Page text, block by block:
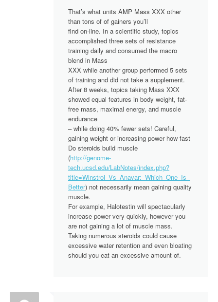
That’s what units AMP Mass XXX other
than tons of of gainers you’ll
find on-line. In a scientific study, topics
accomplished three sets of resistance
training daily and consumed the macro
blend in Mass
XXX while another group performed 5 sets
of training and did not take a supplement.
After 8 weeks, topics taking Mass XXX
showed equal features in body weight, fat-
free mass, maximal energy, and muscle
endurance
– while doing 40% fewer sets! Careful,
gaining weight or increasing power how fast
Do steroids build muscle
(http://genome-
tech.ucsd.edu/LabNotes/index.php?
title=Winstrol_Vs_Anavar:_Which_One_Is_
Better) not necessarily mean gaining quality
muscle.
For example, Halotestin will spectacularly
increase power very quickly, however you
are not gaining a lot of muscle mass.
Taking numerous steroids could cause
excessive water retention and even bloating
should you eat an excessive amount of.